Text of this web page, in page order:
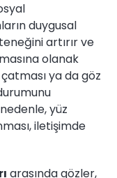
duygusal
artırır ve
olanak
ya da göz
yüz
iletişimde
arasında gözler,